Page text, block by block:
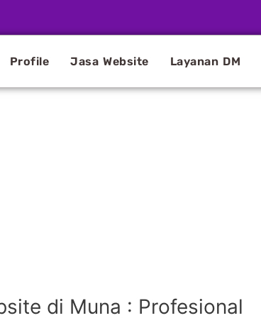
Profile Jasa Website Layanan DM
di Muna : Profesional